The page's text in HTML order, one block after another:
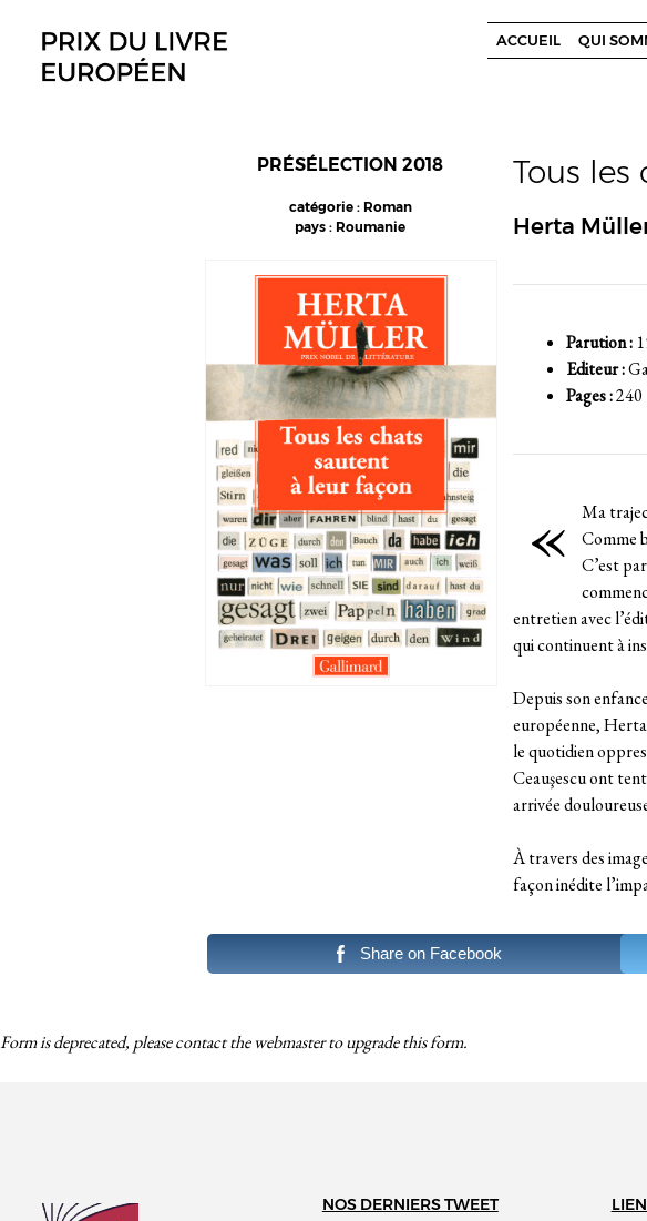
contenu
ACCUEIL QUI
PRÉSÉLECTION 2018
catégorie : Roman
pays : Roumanie
Tous
Herta
Parution :
Editeur :
Pages :240
«
Ma
Comme
C’est
entretien avec
qui continuent à
Depuis son
européenne,
le quotidien
Ceauşescu ont
arrivée
À travers des
façon inédite
Share on Facebook
Form is deprecated, please contact the webmaster toupgradethis form.
NOS DERNIERS TWEET